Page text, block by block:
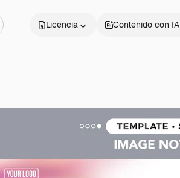
Licencia Contenido con IA